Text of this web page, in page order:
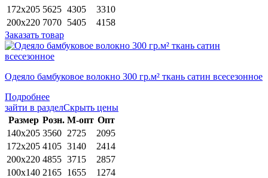
172х205 5625 4305
3310
200х220 7070 5405
4158
Заказать товар
Одеяло бамбуковое волокно 300 гр.м² ткань сатин всесезонное
Подробнее
зайти в разделСкрыть цены
Раз­мер Розн. М-опт Опт
140х205 3560 2725
2095
172х205 4105 3140
2414
200х220 4855 3715
2857
100х140 2165 1655
1274